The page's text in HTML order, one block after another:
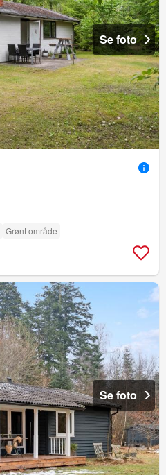
Se foto
Grønt område
Se foto